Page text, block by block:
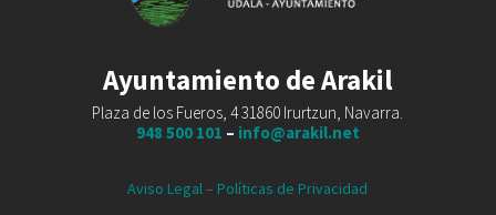
Ayuntamiento de Arakil
Plaza de los Fueros, 4 31860 Irurtzun, Navarra.
948 500 101 – info@arakil.net
Aviso Legal– Políticas de Privacidad